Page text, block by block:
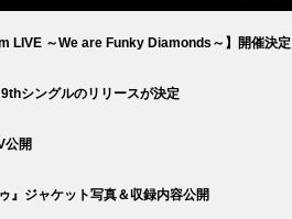
LIVE ～We are Funky Diamonds～】開催決定
シングルのリリースが決定
公開
』ジャケット写真＆収録内容公開